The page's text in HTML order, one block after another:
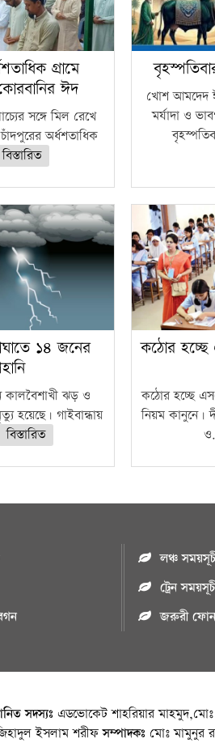
গ্রামে
ঈদ
সঙ্গে মিল রেখে
অর্ধশতাধিক
বিস্তারিত
খোশ আমদেদ
মর্যাদা ও
১৪ জনের
কালবৈশাখী ঝড় ও
হয়েছে। গাইবান্ধায়
বিস্তারিত
কঠোর
কঠোর হচ্ছে
নিয়ম কানুনে।
লঞ্চ
ট্রেন
জরুরী ফোন
সদস্যঃ এডভোকেট শাহরিয়ার
ইসলাম শরীফসম্পাদকঃ মোঃ মামুনুর